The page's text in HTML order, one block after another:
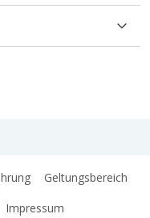
Geltungsbereich
Impressum